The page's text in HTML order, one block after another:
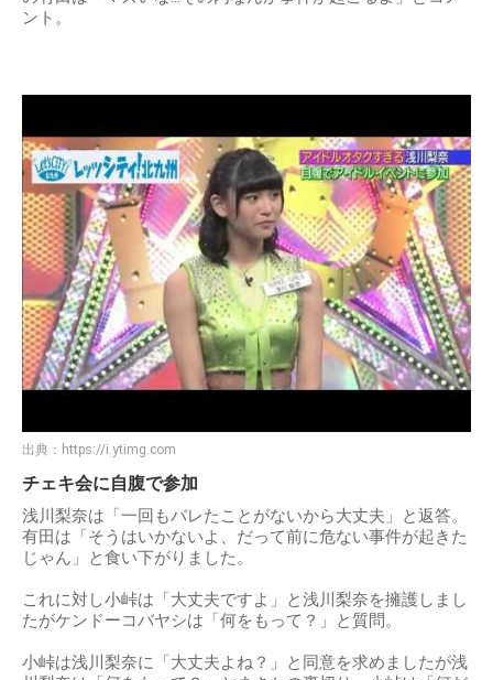
ント。
出典： https://i.ytimg.com
チェキ会に自腹で参加
浅川梨奈は「一回もバレたことがないから大丈夫」と返答。
有田は「そうはいかないよ、だって前に危ない事件が起きた
じゃん」と食い下がりました。
これに対し小峠は「大丈夫ですよ」と浅川梨奈を擁護しまし
たがケンドーコバヤシは「何をもって？」と質問。
小峠は浅川梨奈に「大丈夫よね？」と同意を求めましたが浅